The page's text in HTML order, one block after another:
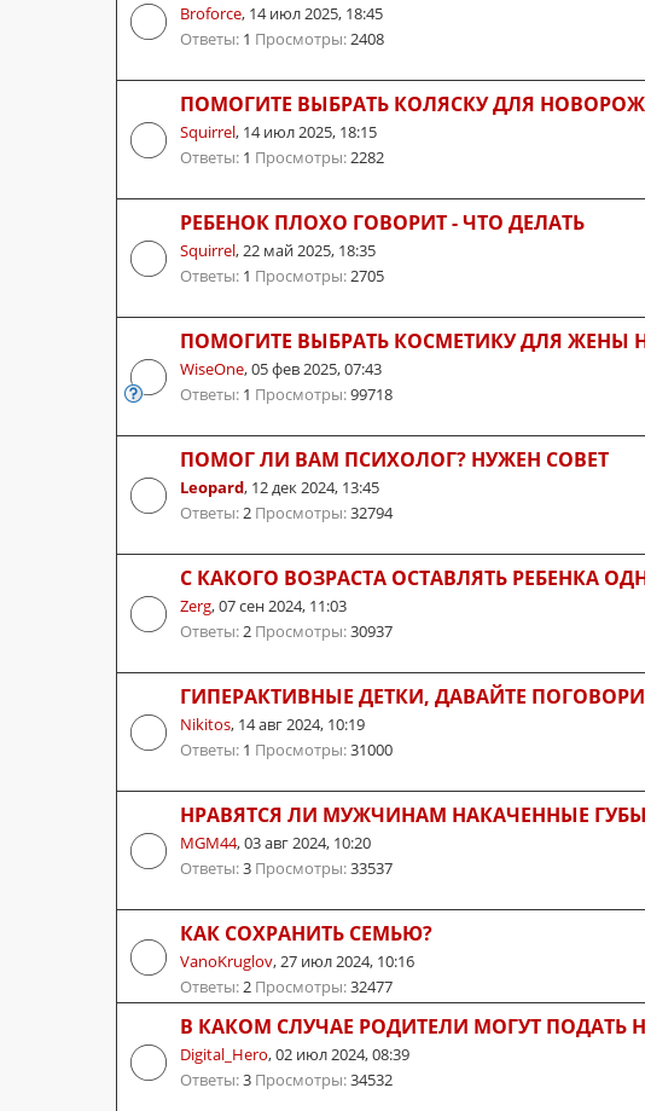
Broforce, 14 июл 2025, 18:45
Ответы: 1 Просмотры: 2408
ПОМОГИТЕ ВЫБРАТЬ КОЛЯСКУ ДЛЯ
Squirrel, 14 июл 2025, 18:15
Ответы: 1 Просмотры: 2282
РЕБЕНОК ПЛОХО ГОВОРИТ - ЧТО ДЕЛАТЬ
Squirrel, 22 май 2025, 18:35
Ответы: 1 Просмотры: 2705
ПОМОГИТЕ ВЫБРАТЬ КОСМЕТИКУ ДЛЯ ЖЕНЫ
WiseOne,05 фев 2025, 07:43
Ответы: 1 Просмотры:99718
ПОМОГ ЛИ ВАМ ПСИХОЛОГ? НУЖЕН СОВЕТ
Leopard, 12 дек 2024, 13:45
Ответы: 2 Просмотры:32794
С КАКОГО ВОЗРАСТА ОСТАВЛЯТЬ РЕБЕНКА
Zerg,07 сен 2024, 11:03
Ответы: 2 Просмотры:30937
ГИПЕРАКТИВНЫЕ ДЕТКИ, ДАВАЙТЕ
Nikitos, 14 авг 2024, 10:19
Ответы: 1 Просмотры:31000
НРАВЯТСЯ ЛИ МУЖЧИНАМ НАКАЧЕННЫЕ ГУБЫ
MGM44,03 авг 2024, 10:20
Ответы:3 Просмотры:33537
КАК СОХРАНИТЬ СЕМЬЮ?
VanoKruglov, 27 июл 2024, 10:16
Ответы: 2 Просмотры:32477
В КАКОМ СЛУЧАЕ РОДИТЕЛИ МОГУТ ПОДАТЬ
Digital_Hero,02 июл 2024, 08:39
Ответы:3 Просмотры:34532